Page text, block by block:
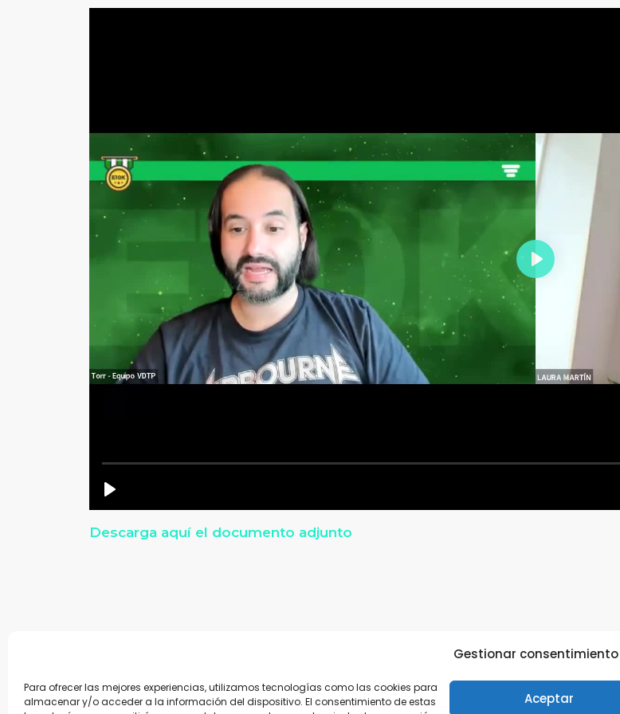
Gestionar consentimiento
Para ofrecer las mejores experiencias, utilizamos tecnologías como las cookies para
almacenar y/o acceder a la información del dispositivo. El consentimiento de estas
Aceptar
Descarga aquí el documento adjunto